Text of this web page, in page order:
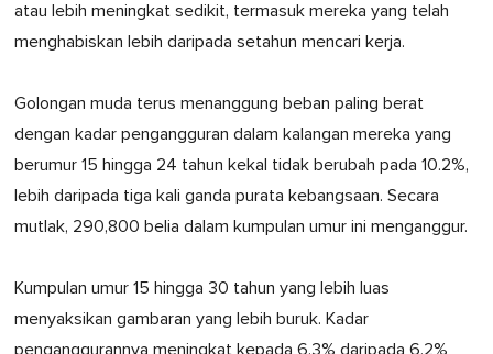
atau lebih meningkat sedikit, termasuk mereka yang telah
menghabiskan lebih daripada setahun mencari kerja.
Golongan muda terus menanggung beban paling berat
dengan kadar pengangguran dalam kalangan mereka yang
berumur 15 hingga 24 tahun kekal tidak berubah pada 10.2%,
lebih daripada tiga kali ganda purata kebangsaan. Secara
mutlak, 290,800 belia dalam kumpulan umur ini menganggur.
Kumpulan umur 15 hingga 30 tahun yang lebih luas
menyaksikan gambaran yang lebih buruk. Kadar
penganggurannya meningkat kepada 6.3% daripada 6.2%